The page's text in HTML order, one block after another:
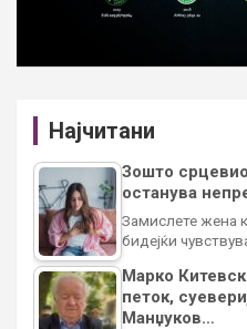
Најчитани
Зошто
останува
Замислете жена
бидејќи
Марко
петок,
Манџуков…